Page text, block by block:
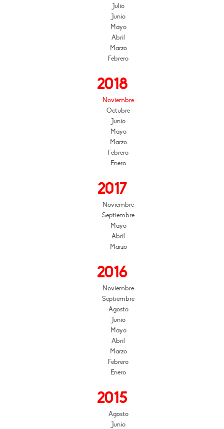
Julio
Junio
Mayo
Abril
Marzo
Febrero
2018
Noviembre
Octubre
Junio
Mayo
Marzo
Febrero
Enero
2017
Noviembre
Septiembre
Mayo
Abril
Marzo
2016
Noviembre
Septiembre
Agosto
Junio
Mayo
Abril
Marzo
Febrero
Enero
2015
Agosto
Junio